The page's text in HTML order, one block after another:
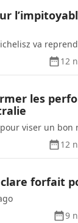
va
12
les
viser un bon
12
forfait
9